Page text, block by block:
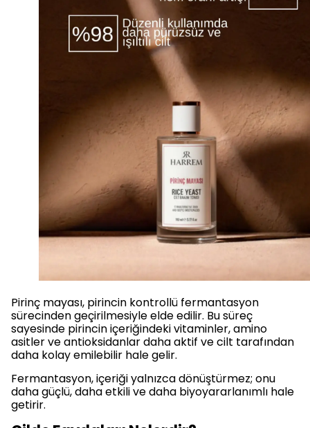
Pirinç mayası, pirincin kontrollü fermantasyon
sürecinden geçirilmesiyle elde edilir. Bu süreç
sayesinde pirincin içeriğindeki vitaminler, amino
asitler ve antioksidanlar daha aktif ve cilt tarafından
daha kolay emilebilir hale gelir.
Fermantasyon, içeriği yalnızca dönüştürmez; onu
daha güçlü, daha etkili ve daha biyoyararlanımlı hale
getirir.